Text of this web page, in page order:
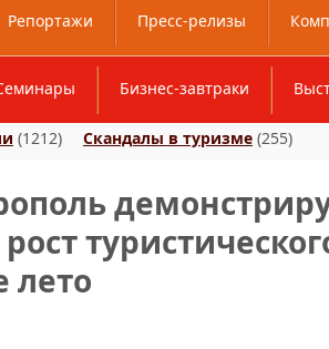
Репортажи Пресс-релизы
Бизнес-завтраки
(1212) Скандалы в туризме (255)
лето